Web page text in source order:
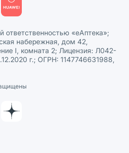
ответственностью «еАптека»;
набережная, дом 42,
I, комната 2; Лицензия: Л042-
г.; ОГРН: 1147746631988,